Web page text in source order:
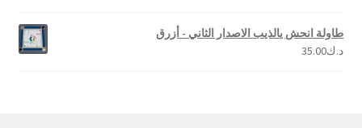
طاولة انحش يالذيب الاصدار الثاني - أزرق
د.ك35.00